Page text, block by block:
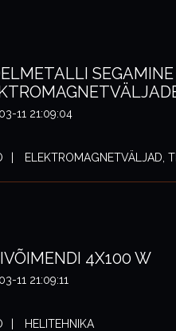
SEGAMINE
11 21:09:04
ELEKTROMAGNETVÄLJAD,
4X100 W
11 21:09:11
HELITEHNIKA